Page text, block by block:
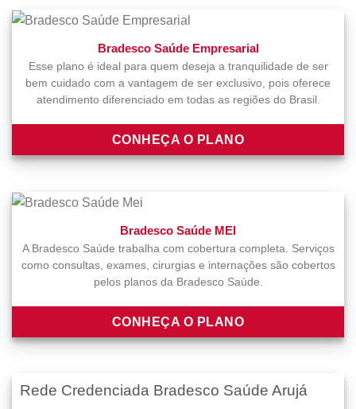
Bradesco Saúde Empresarial
Esse plano é ideal para quem deseja a tranquilidade de ser
bem cuidado com a vantagem de ser exclusivo, pois oferece
atendimento diferenciado em todas as regiões do Brasil.
CONHEÇA O PLANO
Bradesco Saúde MEI
A Bradesco Saúde trabalha com cobertura completa. Serviços
como consultas, exames, cirurgias e internações são cobertos
pelos planos da Bradesco Saúde.
CONHEÇA O PLANO
Rede Credenciada Bradesco Saúde Arujá